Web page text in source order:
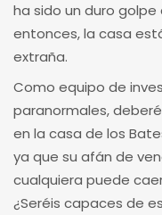
ha sido un duro
entonces, la casa
extraña.
Como equipo de
paranormales,
en la casa de los
ya que su afán de
cualquiera puede
¿Seréis capaces de